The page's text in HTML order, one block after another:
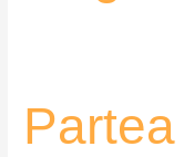
Partea
văzută